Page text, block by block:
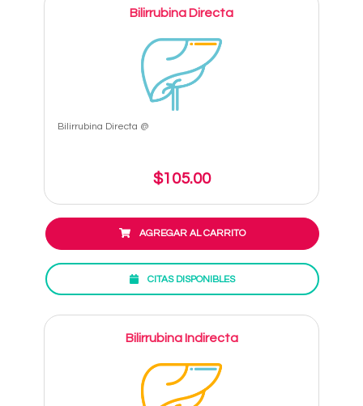
Bilirrubina Directa
Bilirrubina Directa @
$105.00
AGREGAR AL CARRITO
CITAS DISPONIBLES
Bilirrubina Indirecta